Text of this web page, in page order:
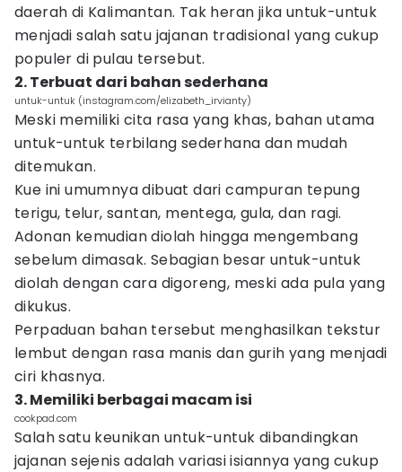
daerah di Kalimantan. Tak heran jika untuk-untuk
menjadi salah satu jajanan tradisional yang cukup
populer di pulau tersebut.
2. Terbuat dari bahan sederhana
untuk-untuk (instagram.com/elizabeth_irvianty)
Meski memiliki cita rasa yang khas, bahan utama
untuk-untuk terbilang sederhana dan mudah
ditemukan.
Kue ini umumnya dibuat dari campuran tepung
terigu, telur, santan, mentega, gula, dan ragi.
Adonan kemudian diolah hingga mengembang
sebelum dimasak. Sebagian besar untuk-untuk
diolah dengan cara digoreng, meski ada pula yang
dikukus.
Perpaduan bahan tersebut menghasilkan tekstur
lembut dengan rasa manis dan gurih yang menjadi
ciri khasnya.
3. Memiliki berbagai macam isi
cookpad.com
Salah satu keunikan untuk-untuk dibandingkan
jajanan sejenis adalah variasi isiannya yang cukup